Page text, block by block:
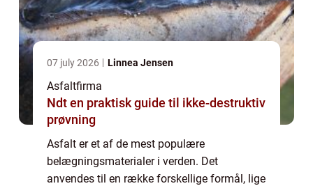
07 july 2026 Linnea Jensen
Asfaltfirma
Ndt en praktisk guide til ikke-destruktiv
prøvning
Asfalt er et af de mest populære
belægningsmaterialer i verden. Det
anvendes til en række forskellige formål, lige